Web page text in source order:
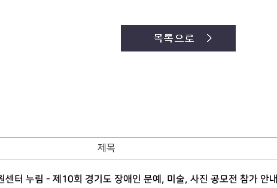
제목
센터 누림 - 제10회 경기도 장애인 문예, 미술, 사진 공모전 참가 안내